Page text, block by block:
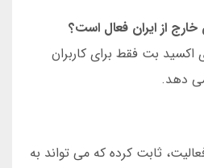
خارج از ایران فعال است؟
بت فقط برای کاربران
دهد.
پس از ۹ سال فعالیت، ثابت کرده که می تواند به